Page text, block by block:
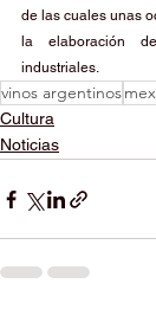
de las cuales unas
la elaboración
industriales.
vinos argentinos
Cultura
Noticias